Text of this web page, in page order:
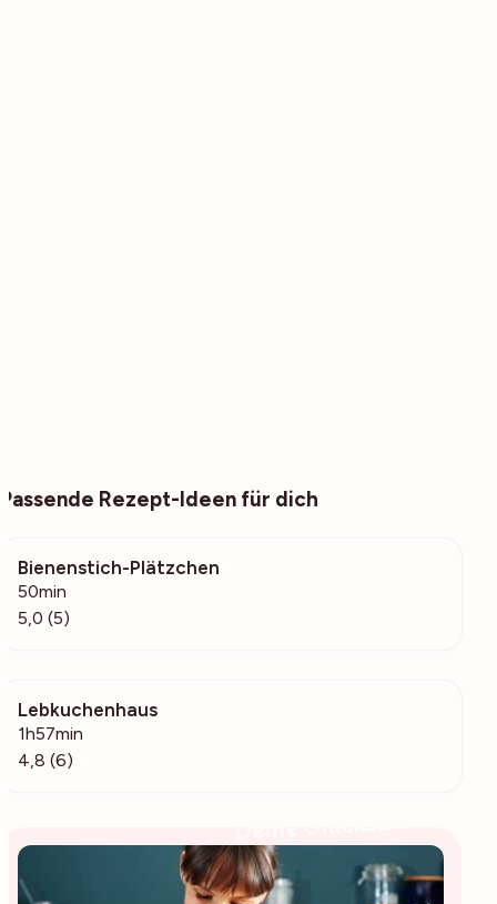
Passende Rezept-Ideen für dich
Bienenstich-Plätzchen
50min
5,0 (5)
Lebkuchenhaus
1h57min
4,8 (6)